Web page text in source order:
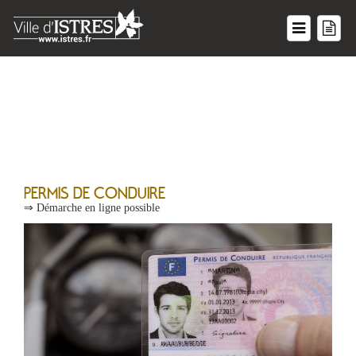
PERMIS DE CONDUIRE
⇒ Démarche en ligne possible